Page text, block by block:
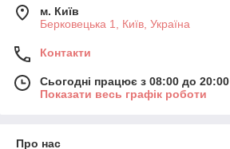
м. Київ
Берковецька 1, Київ, Україна
Контакти
Сьогодні працює з 08:00 до 20:00
Показати весь графік роботи
Про нас